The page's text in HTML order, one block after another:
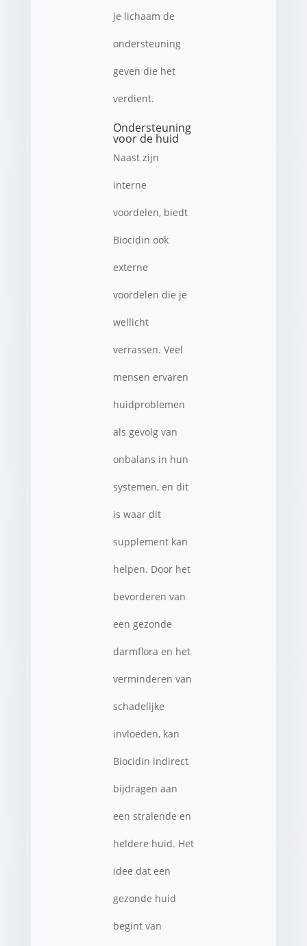
je lichaam de
ondersteuning
geven die het
verdient.
Ondersteuning
voor de huid
Naast zijn
interne
voordelen, biedt
Biocidin ook
externe
voordelen die je
wellicht
verrassen. Veel
mensen ervaren
huidproblemen
als gevolg van
onbalans in hun
systemen, en dit
is waar dit
supplement kan
helpen. Door het
bevorderen van
een gezonde
darmflora en het
verminderen van
schadelijke
invloeden, kan
Biocidin indirect
bijdragen aan
een stralende en
heldere huid. Het
idee dat een
gezonde huid
begint van